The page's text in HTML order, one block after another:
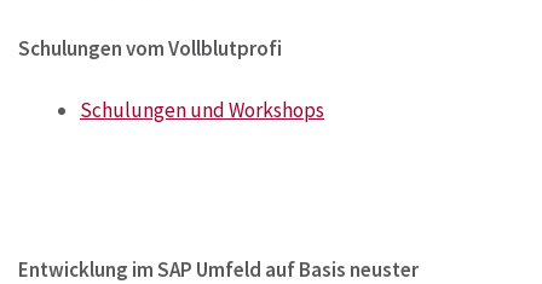
Schulungen vom Vollblutprofi
Schulungen und Workshops
Entwicklung im SAP Umfeld auf Basis neuster